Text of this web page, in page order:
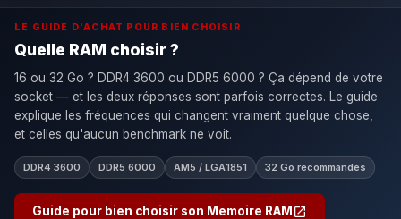
LE GUIDE D'ACHAT POUR BIEN CHOISIR
Quelle RAM choisir ?
16 ou 32 Go ? DDR4 3600 ou DDR5 6000 ? Ça dépend de votre
socket — et les deux réponses sont parfois correctes. Le guide
explique les fréquences qui changent vraiment quelque chose,
et celles qu'aucun benchmark ne voit.
DDR4 3600 DDR5 6000 AM5 / LGA1851 32 Go recommandés
Guide pour bien choisir son Memoire RAM